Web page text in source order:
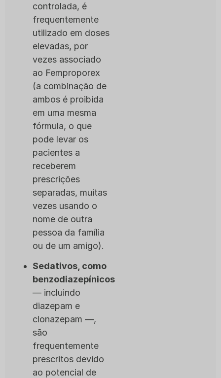
controlada, é
frequentemente
utilizado em doses
elevadas, por
vezes associado
ao Femproporex
(a combinação de
ambos é proibida
em uma mesma
fórmula, o que
pode levar os
pacientes a
receberem
prescrições
separadas, muitas
vezes usando o
nome de outra
pessoa da família
ou de um amigo).
Sedativos, como
benzodiazepínicos
— incluindo
diazepam e
clonazepam —,
são
frequentemente
prescritos devido
ao potencial de